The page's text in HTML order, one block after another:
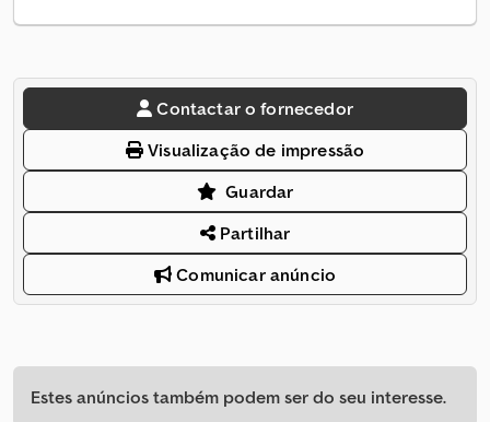
Contactar o fornecedor
Visualização de impressão
Guardar
Partilhar
Comunicar anúncio
Estes anúncios também podem ser do seu interesse.